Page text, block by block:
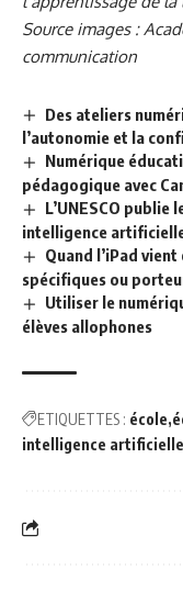
Source images :
communication
Des ateliers
l’autonomie et la
Numérique
pédagogique avec
L’UNESCO publie
intelligence
Quand l’iPad
spécifiques ou
Utiliser le
élèves allophones
ETIQUETTES : école
intelligence artificielle